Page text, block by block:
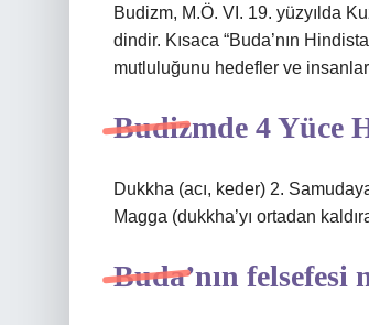
Budizm, M.Ö. VI. 19. yüzyılda
dindir. Kısaca “Buda’nın
mutluluğunu hedefler ve
Budizmde 4 Yüce
Dukkha (acı, keder) 2.
Magga (dukkha’yı ortadan
Buda’nın felsefesi